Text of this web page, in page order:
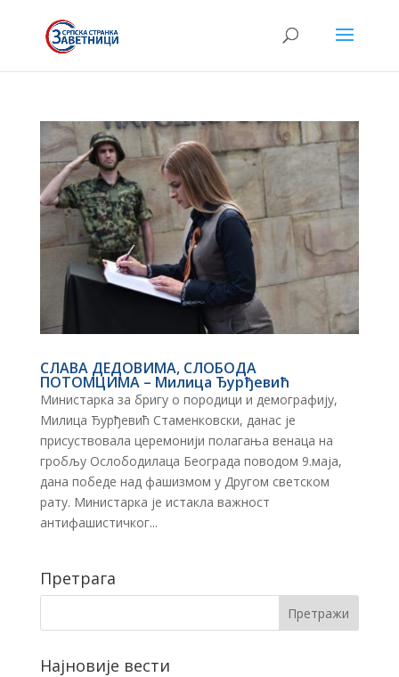
СЛАВА ДЕДОВИМА, СЛОБОДА
ПОТОМЦИМА – Милица Ђурђевић
Министарка за бригу о породици и демографију,
Милица Ђурђевић Стаменковски, данас је
присуствовала церемонији полагања венаца на
гробљу Ослободилаца Београда поводом 9.маја,
дана победе над фашизмом у Другом светском
рату. Министарка је истакла важност
антифашистичког...
Претрага
Најновије вести